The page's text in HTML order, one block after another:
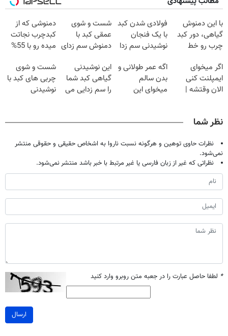
با این دمنوش
گیاهی، دور کبد
چرب رو خط
فولادی شدن کبد
با یک فنجان
نوشیدنی سم زدا
شست و شوی
عمقی کبد با
دمنوش سم زدای
دمنوشی که از
کبدچرب نجاتت
میده رو با 55%
اگر میخوای
ایمپلنت کنی
الان وقتشه |
اگه عمر طولانی و
بدن سالم
میخوای این
این نوشیدنی
گیاهی کبد شما
را سم زدایی می
شست و شوی
چربی های کبد با
نوشیدنی
نظر شما
نظرات حاوی توهین و هرگونه نسبت ناروا به اشخاص حقیقی و حقوقی منتشر
نمی‌شود.
نظراتی که غیر از زبان فارسی یا غیر مرتبط با خبر باشد منتشر نمی‌شود.
* لطفا حاصل عبارت را در جعبه متن روبرو وارد کنید
ارسال